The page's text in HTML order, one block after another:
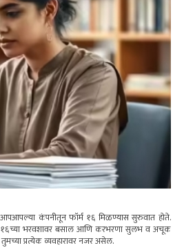
कंपनीतून फॉर्म १६ मिळण्यास सुरुवात होते.
१६च्या भरवशावर बसाल आणि करभरणा सुलभ व अचूक
प्रत्येक व्यवहारावर नजर असेल.